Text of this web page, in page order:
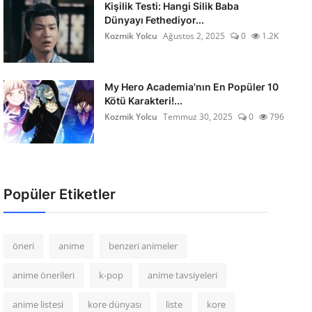
Kişilik Testi: Hangi Silik Baba
Dünyayı Fethediyor...
Kozmik Yolcu Ağustos 2, 2025 0 1.2K
My Hero Academia'nın En Popüler 10
Kötü Karakteri!...
Kozmik Yolcu Temmuz 30, 2025 0 796
Popüler Etiketler
öneri anime benzeri animeler
anime önerileri k-pop anime tavsiyeleri
anime listesi kore dünyası liste kore